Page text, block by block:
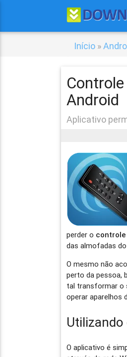
Início »
Android
Aplicativo
perder o
das almofadas
O mesmo não
perto da pessoa,
tal transformar o
operar aparelhos
Utilizando
O aplicativo é